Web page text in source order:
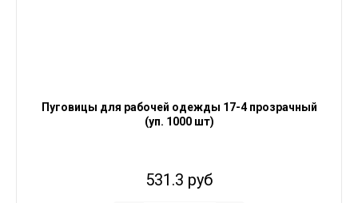
Пуговицы для рабочей одежды 17-4 прозрачный
(уп. 1000 шт)
531.3 руб